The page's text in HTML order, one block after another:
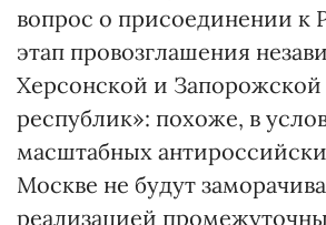
вопрос о присоединении к
этап провозглашения
Херсонской и
республик»: похоже, в
масштабных
Москве не будут
реализацией